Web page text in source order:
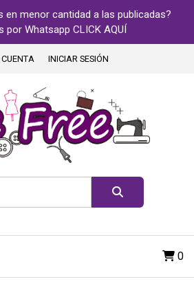
menor cantidad a las publicadas?
por Whatsapp CLICK AQUÍ
INICIAR SESIÓN
0